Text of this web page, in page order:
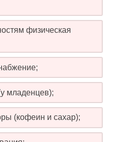
физическая
младенцев);
(кофеин и сахар);